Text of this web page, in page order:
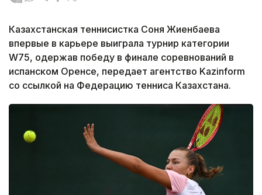
Казахстанская теннисистка Соня Жиенбаева
впервые в карьере выиграла турнир категории
W75, одержав победу в финале соревнований в
испанском Оренсе, передает агентство Kazinform
со ссылкой на Федерацию тенниса Казахстана.